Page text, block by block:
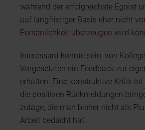
während der erfolgreichste Egoist
auf langfristiger Basis eher nicht
Persönlichkeit überzeugen wird
Interessant könnte sein, von
Vorgesetzten ein Feedback zur
erhalten. Eine konstruktive Kritik ist
die positiven Rückmeldungen
zutage, die man bisher nicht als
Arbeit bedacht hat.